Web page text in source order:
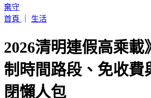
首頁
2026清明連假高乘
制時間路段、免收費
閉懶人包